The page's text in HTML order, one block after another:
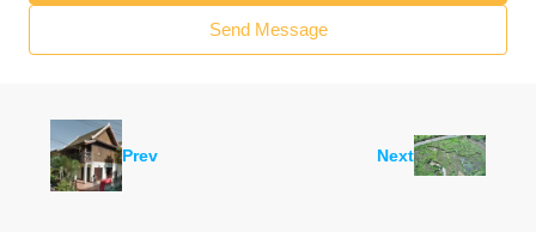
Send Message
Prev Next